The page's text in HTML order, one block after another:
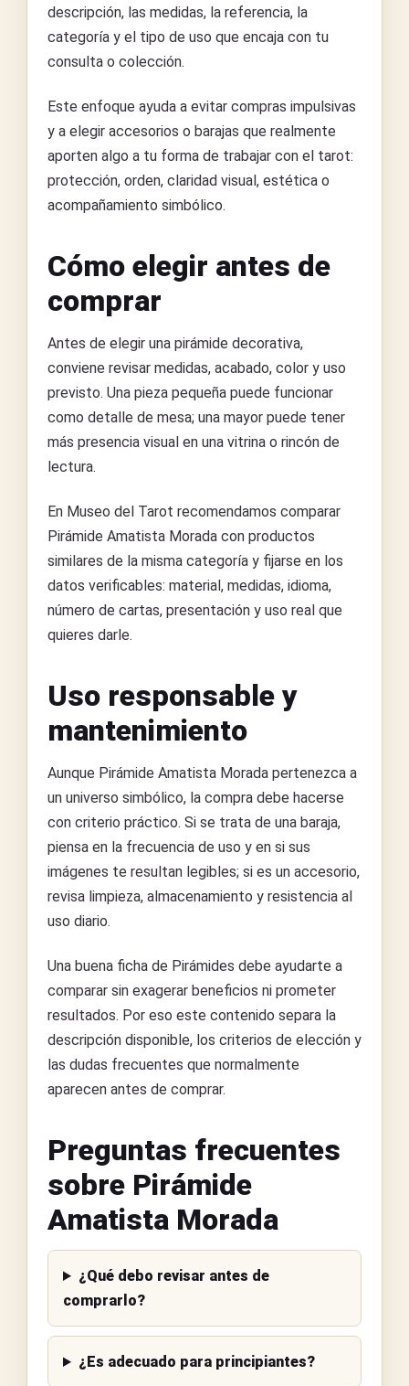
descripción, las medidas, la referencia, la
categoría y el tipo de uso que encaja con tu
consulta o colección.
Este enfoque ayuda a evitar compras impulsivas
y a elegir accesorios o barajas que realmente
aporten algo a tu forma de trabajar con el tarot:
protección, orden, claridad visual, estética o
acompañamiento simbólico.
Cómo elegir antes de
comprar
Antes de elegir una pirámide decorativa,
conviene revisar medidas, acabado, color y uso
previsto. Una pieza pequeña puede funcionar
como detalle de mesa; una mayor puede tener
más presencia visual en una vitrina o rincón de
lectura.
En Museo del Tarot recomendamos comparar
Pirámide Amatista Morada con productos
similares de la misma categoría y fijarse en los
datos verificables: material, medidas, idioma,
número de cartas, presentación y uso real que
quieres darle.
Uso responsable y
mantenimiento
Aunque Pirámide Amatista Morada pertenezca a
un universo simbólico, la compra debe hacerse
con criterio práctico. Si se trata de una baraja,
piensa en la frecuencia de uso y en si sus
imágenes te resultan legibles; si es un accesorio,
revisa limpieza, almacenamiento y resistencia al
uso diario.
Una buena ficha de Pirámides debe ayudarte a
comparar sin exagerar beneficios ni prometer
resultados. Por eso este contenido separa la
descripción disponible, los criterios de elección y
las dudas frecuentes que normalmente
aparecen antes de comprar.
Preguntas frecuentes
sobre Pirámide
Amatista Morada
¿Qué debo revisar antes de
comprarlo?
¿Es adecuado para principiantes?